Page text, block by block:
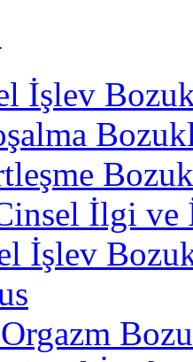
İşlev
İlgi ve
İşlev